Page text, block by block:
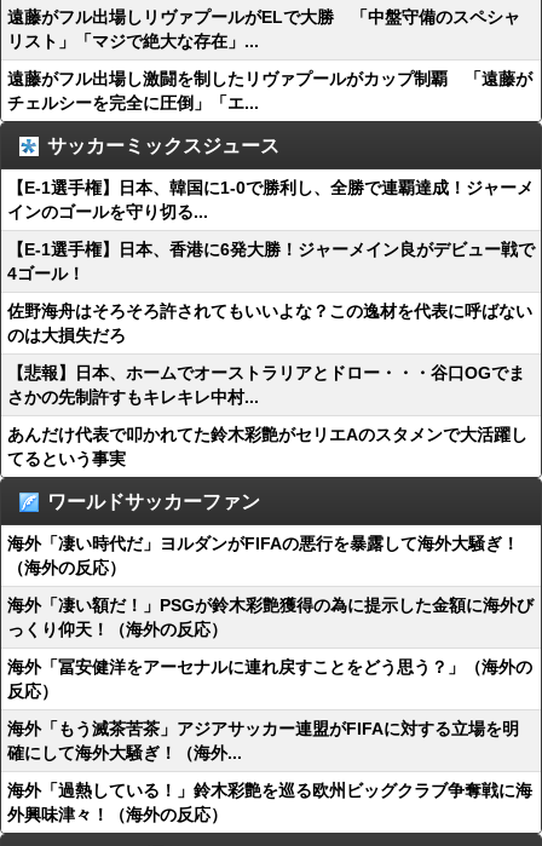
遠藤がフル出場しリヴァプールがELで大勝 「中盤守備のスペシャ
リスト」「マジで絶大な存在」...
遠藤がフル出場し激闘を制したリヴァプールがカップ制覇 「遠藤が
チェルシーを完全に圧倒」「エ...
サッカーミックスジュース
【E-1選手権】日本、韓国に1-0で勝利し、全勝で連覇達成！ジャーメ
インのゴールを守り切る...
【E-1選手権】日本、香港に6発大勝！ジャーメイン良がデビュー戦で
4ゴール！
佐野海舟はそろそろ許されてもいいよな？この逸材を代表に呼ばない
のは大損失だろ
【悲報】日本、ホームでオーストラリアとドロー・・・谷口OGでま
さかの先制許すもキレキレ中村...
あんだけ代表で叩かれてた鈴木彩艶がセリエAのスタメンで大活躍し
てるという事実
ワールドサッカーファン
海外「凄い時代だ」ヨルダンがFIFAの悪行を暴露して海外大騒ぎ！
（海外の反応）
海外「凄い額だ！」PSGが鈴木彩艶獲得の為に提示した金額に海外び
っくり仰天！（海外の反応）
海外「冨安健洋をアーセナルに連れ戻すことをどう思う？」（海外の
反応）
海外「もう滅茶苦茶」アジアサッカー連盟がFIFAに対する立場を明
確にして海外大騒ぎ！（海外...
海外「過熱している！」鈴木彩艶を巡る欧州ビッグクラブ争奪戦に海
外興味津々！（海外の反応）